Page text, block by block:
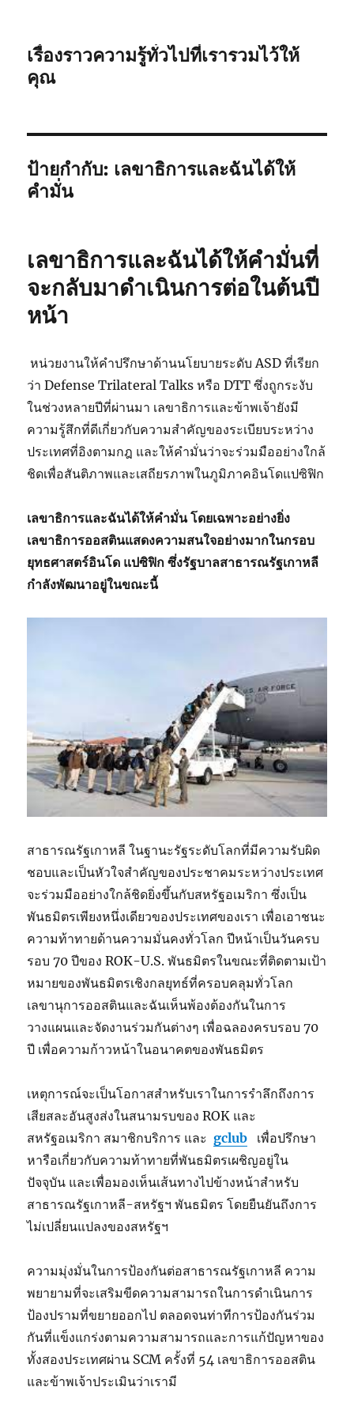
เรื่องราวความรู้ทั่วไปที่เรารวมไว้ให้
คุณ
ป้ายกำกับ: เลขาธิการและฉันได้ให้
คำมั่น
เลขาธิการและฉันได้ให้คำมั่นที่
จะกลับมาดำเนินการต่อในต้นปี
หน้า
หน่วยงานให้คำปรึกษาด้านนโยบายระดับ ASD ที่เรียก
ว่า Defense Trilateral Talks หรือ DTT ซึ่งถูกระงับ
ในช่วงหลายปีที่ผ่านมา เลขาธิการและข้าพเจ้ายังมี
ความรู้สึกที่ดีเกี่ยวกับความสำคัญของระเบียบระหว่าง
ประเทศที่อิงตามกฎ และให้คำมั่นว่าจะร่วมมืออย่างใกล้
ชิดเพื่อสันติภาพและเสถียรภาพในภูมิภาคอินโดแปซิฟิก
เลขาธิการและฉันได้ให้คำมั่น โดยเฉพาะอย่างยิ่ง
เลขาธิการออสตินแสดงความสนใจอย่างมากในกรอบ
ยุทธศาสตร์อินโด แปซิฟิก ซึ่งรัฐบาลสาธารณรัฐเกาหลี
กำลังพัฒนาอยู่ในขณะนี้
สาธารณรัฐเกาหลี ในฐานะรัฐระดับโลกที่มีความรับผิด
ชอบและเป็นหัวใจสำคัญของประชาคมระหว่างประเทศ
จะร่วมมืออย่างใกล้ชิดยิ่งขึ้นกับสหรัฐอเมริกา ซึ่งเป็น
พันธมิตรเพียงหนึ่งเดียวของประเทศของเรา เพื่อเอาชนะ
ความท้าทายด้านความมั่นคงทั่วโลก ปีหน้าเป็นวันครบ
รอบ 70 ปีของ ROK-U.S. พันธมิตรในขณะที่ติดตามเป้า
หมายของพันธมิตรเชิงกลยุทธ์ที่ครอบคลุมทั่วโลก
เลขานุการออสตินและฉันเห็นพ้องต้องกันในการ
วางแผนและจัดงานร่วมกันต่างๆ เพื่อฉลองครบรอบ 70
ปี เพื่อความก้าวหน้าในอนาคตของพันธมิตร
เหตุการณ์จะเป็นโอกาสสำหรับเราในการรำลึกถึงการ
เสียสละอันสูงส่งในสนามรบของ ROK และ
สหรัฐอเมริกา สมาชิกบริการ และgclub เพื่อปรึกษา
หารือเกี่ยวกับความท้าทายที่พันธมิตรเผชิญอยู่ใน
ปัจจุบัน และเพื่อมองเห็นเส้นทางไปข้างหน้าสำหรับ
สาธารณรัฐเกาหลี-สหรัฐฯ พันธมิตร โดยยืนยันถึงการ
ไม่เปลี่ยนแปลงของสหรัฐฯ
ความมุ่งมั่นในการป้องกันต่อสาธารณรัฐเกาหลี ความ
พยายามที่จะเสริมขีดความสามารถในการดำเนินการ
ป้องปรามที่ขยายออกไป ตลอดจนท่าทีการป้องกันร่วม
กันที่แข็งแกร่งตามความสามารถและการแก้ปัญหาของ
ทั้งสองประเทศผ่าน SCM ครั้งที่ 54 เลขาธิการออสติน
และข้าพเจ้าประเมินว่าเรามี